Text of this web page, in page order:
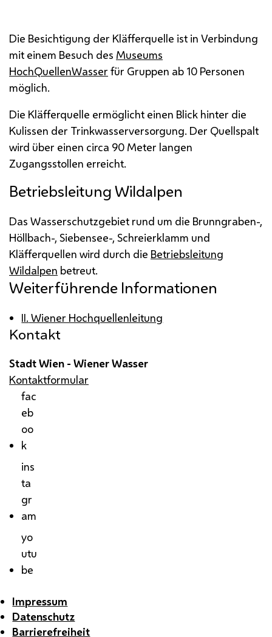
Die Besichtigung der Kläfferquelle ist in Verbindung
mit einem Besuch des Museums
HochQuellenWasser für Gruppen ab 10 Personen
möglich.
Die Kläfferquelle ermöglicht einen Blick hinter die
Kulissen der Trinkwasserversorgung. Der Quellspalt
wird über einen circa 90 Meter langen
Zugangsstollen erreicht.
Betriebsleitung Wildalpen
Das Wasserschutzgebiet rund um die Brunngraben-,
Höllbach-, Siebensee-, Schreierklamm und
Kläfferquellen wird durch die Betriebsleitung
Wildalpen betreut.
Weiterführende Informationen
II. Wiener Hochquellenleitung
Kontakt
Stadt Wien - Wiener Wasser
Kontaktformular
fac
eb
oo
k
ins
ta
gr
am
yo
utu
be
Impressum
Datenschutz
Barrierefreiheit